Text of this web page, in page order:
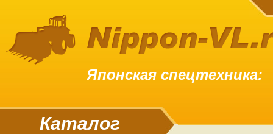
Японская спецтехника:
Каталог